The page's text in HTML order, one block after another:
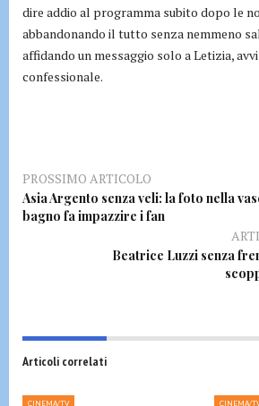
dire addio al programma subito dopo le
abbandonando il tutto senza nemmeno
affidando un messaggio solo a Letizia,
confessionale.
PROSSIMO ARTICOLO
Asia Argento senza veli: la foto nella
bagno fa impazzire i fan
Beatrice Luzzi senza
Articoli correlati
CINEMA/TV CINEMA/